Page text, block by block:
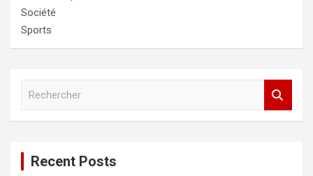
Société
Sports
Recent Posts